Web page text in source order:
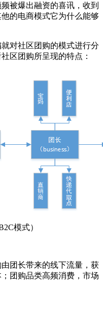
被爆出融资的喜讯，收到
的电商模式它为什么能够
对社区团购的模式进行分
区团购所呈现的特点：
模式）
团长带来的线下流量，获
团购品类高频消费，市场